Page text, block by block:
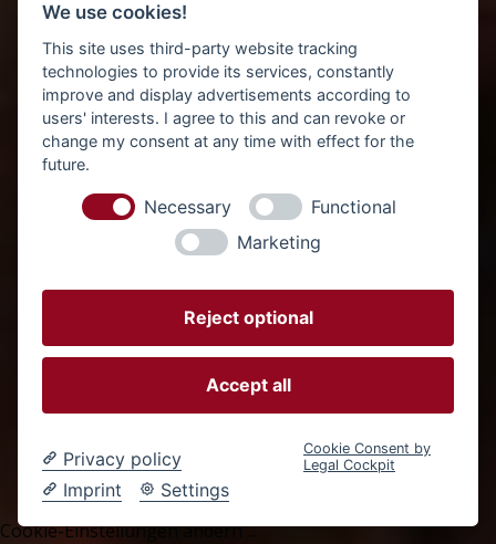
Navigation
Startseite
Fallstudien
© 2026 Sassenberg Media – Webdesign für Porta Westfalica,
OWL & Umgebung | betrieben durch die Value In UG
Cookie-Einstellungen ändern...
We use cookies!
This site uses third-party website tracking
technologies to provide its services, constantly
improve and display advertisements according to
users' interests. I agree to this and can revoke or
change my consent at any time with effect for the
future.
Necessary
Functional
Marketing
Reject optional
Accept all
Privacy policy
Imprint
Settings
Cookie Consent by
Legal Cockpit